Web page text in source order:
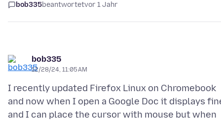
bob335beantwortetvor 1 Jahr
bob335
12/28/24, 11:05 AM
I recently updated Firefox Linux on Chromebook
and now when I open a Google Doc it displays
and I can place the cursor with mouse but when